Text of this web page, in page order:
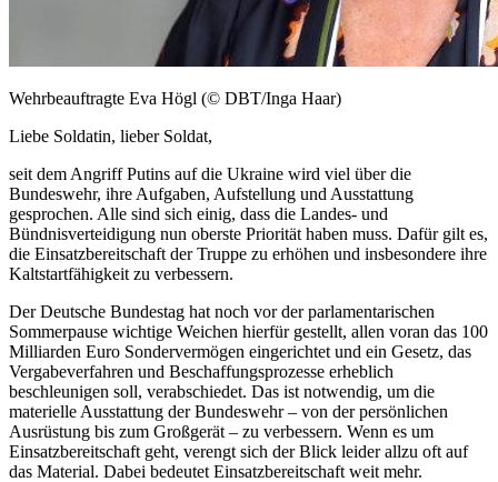
Wehrbeauftragte Eva Högl (© DBT/Inga Haar)
Liebe Soldatin, lieber Soldat,
seit dem Angriff Putins auf die Ukraine wird viel über die
Bundeswehr, ihre Aufgaben, Aufstellung und Ausstattung
gesprochen. Alle sind sich einig, dass die Landes- und
Bündnisverteidigung nun oberste Priorität haben muss. Dafür gilt es,
die Einsatzbereitschaft der Truppe zu erhöhen und insbesondere ihre
Kaltstartfähigkeit zu verbessern.
Der Deutsche Bundestag hat noch vor der parlamentarischen
Sommerpause wichtige Weichen hierfür gestellt, allen voran das 100
Milliarden Euro Sondervermögen eingerichtet und ein Gesetz, das
Vergabeverfahren und Beschaffungsprozesse erheblich
beschleunigen soll, verabschiedet. Das ist notwendig, um die
materielle Ausstattung der Bundeswehr – von der persönlichen
Ausrüstung bis zum Großgerät – zu verbessern. Wenn es um
Einsatzbereitschaft geht, verengt sich der Blick leider allzu oft auf
das Material. Dabei bedeutet Einsatzbereitschaft weit mehr.